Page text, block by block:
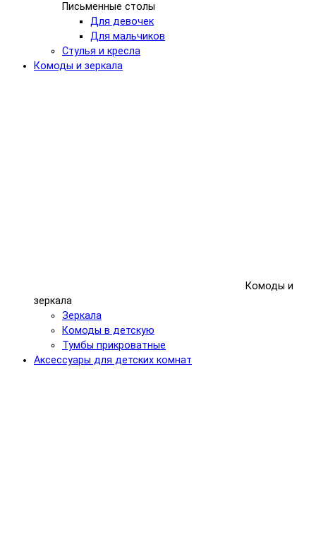
Письменные столы
Для девочек
Для мальчиков
Стулья и кресла
Комоды и зеркала
Комоды и
зеркала
Зеркала
Комоды в детскую
Тумбы прикроватные
Аксессуары для детских комнат